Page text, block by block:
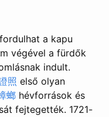
a kapu
végével a fürdők
indult.
照 első olyan
螂 hévforrások és
fejtegették. 1721-